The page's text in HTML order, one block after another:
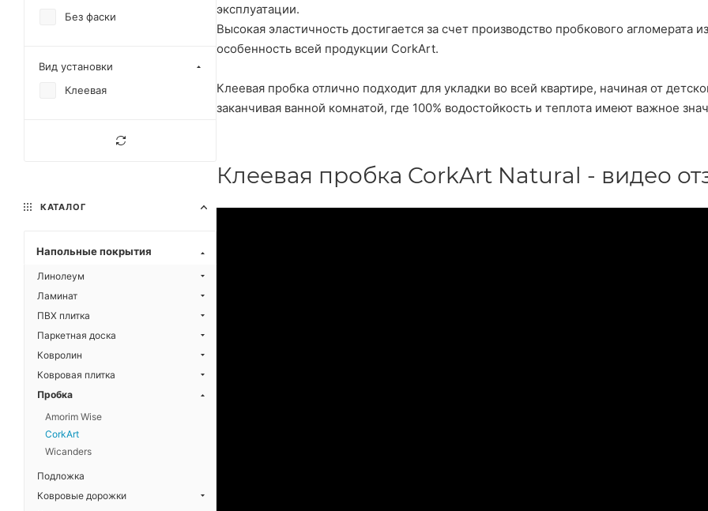
эксплуатации.
Высокая эластичность достигается за счет производство пробкового агломерата
особенность всей продукции CorkArt.
Клеевая пробка отлично подходит для укладки во всей квартире, начиная от
заканчивая ванной комнатой, где 100% водостойкость и теплота имеют важное
Клеевая пробка CorkArt Natural - видео
Без фаски
Вид установки
Клеевая
КАТАЛОГ
Напольные покрытия
Линолеум
Ламинат
ПВХ плитка
Паркетная доска
Ковролин
Ковровая плитка
Пробка
Amorim Wise
CorkArt
Wicanders
Подложка
Ковровые дорожки